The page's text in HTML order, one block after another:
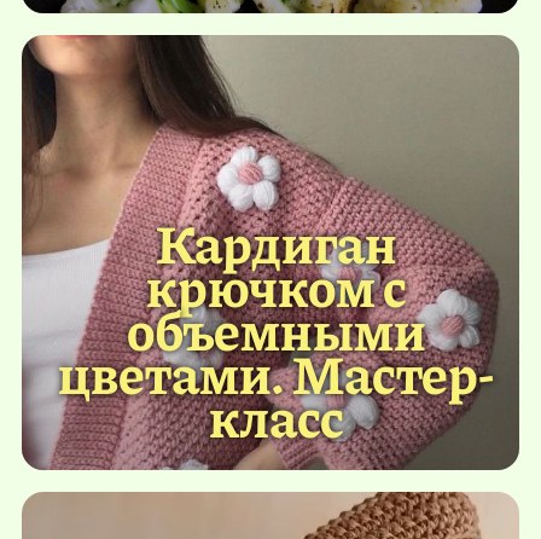
Кардиган
крючком с
объемными
цветами. Мастер-
класс